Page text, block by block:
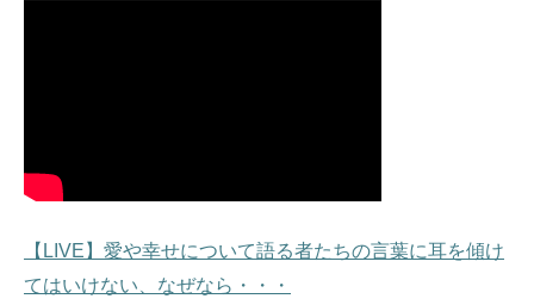
【LIVE】愛や幸せについて語る者たちの言葉に耳を傾け
てはいけない、なぜなら・・・